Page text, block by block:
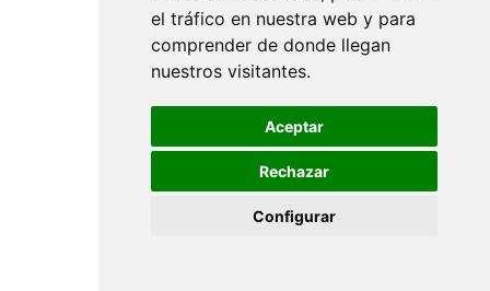
el tráfico en nuestra web y para
comprender de donde llegan
nuestros visitantes.
Aceptar
Rechazar
Configurar